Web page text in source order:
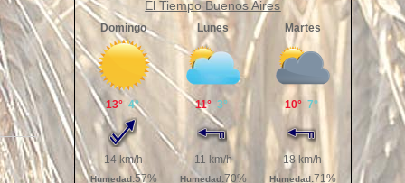
El Tiempo Buenos Aires